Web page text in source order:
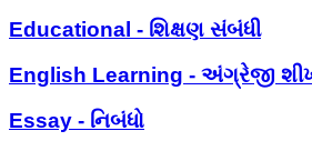
Educational - શિક્ષણ સંબંધી
English Learning - અંગ્રેજી
Essay - નિબંધો